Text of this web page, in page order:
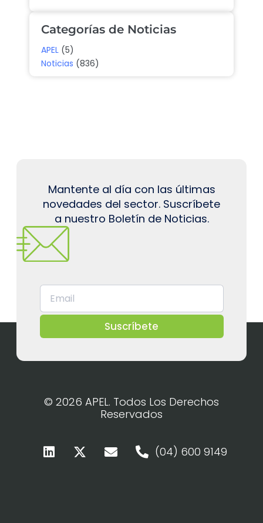
Categorías de Noticias
APEL (5)
Noticias (836)
Mantente al día con las últimas
novedades del sector. Suscríbete
a nuestro Boletín de Noticias.
Suscríbete
© 2026 APEL. Todos Los Derechos
Reservados
(04) 600 9149